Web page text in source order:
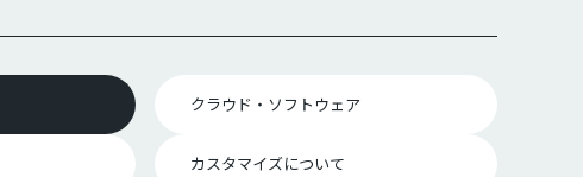
クラウド・ソフトウェア
カスタマイズについて